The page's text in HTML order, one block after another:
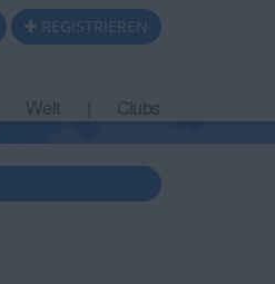
REGISTRIEREN
Welt Clubs